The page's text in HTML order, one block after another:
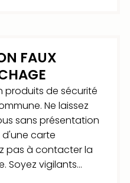
FAUX
produits de sécurité
Ne laissez
sans présentation
carte
pas à contacter la
Soyez vigilants...